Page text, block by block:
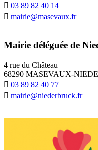
03 89 82 40 14
mairie@masevaux.fr
Mairie déléguée de
4 rue du Château
68290 MASEVAUX-
03 89 82 40 77
mairie@niederbruck.fr